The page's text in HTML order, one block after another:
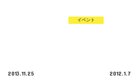
イベント
2013.11.25
2012.1.7